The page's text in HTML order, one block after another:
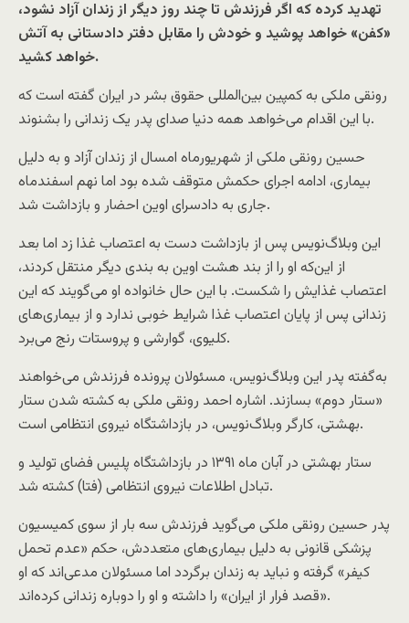
تهدید کرده که اگر فرزندش تا چند روز دیگر از زندان آزاد نشود،
«کفن» خواهد پوشید و خودش را مقابل دفتر دادستانی به آتش
خواهد کشید.
رونقی ملکی به کمپین بین‌المللی حقوق بشر در ایران گفته است که
با این اقدام می‌خواهد همه دنیا صدای پدر یک زندانی را بشنوند.
حسین رونقی ملکی از شهریورماه امسال از زندان آزاد و به دلیل
بیماری، ادامه اجرای حکمش متوقف شده بود اما نهم اسفندماه
جاری به دادسرای اوین احضار و بازداشت شد.
این وبلاگ‌نویس پس از بازداشت دست به اعتصاب غذا زد اما بعد
از این‌که او را از بند هشت اوین به بندی دیگر منتقل کردند،
اعتصاب غذایش را شکست. با این حال خانواده او می‌گویند که این
زندانی پس از پایان اعتصاب غذا شرایط خوبی ندارد و از بیماری‌های
کلیوی، گوارشی و پروستات رنج می‌برد.
به‌گفته پدر این وبلاگ‌نویس، مسئولان پرونده فرزندش می‌خواهند
«ستار دوم» بسازند. اشاره احمد رونقی ملکی به کشته‌ شدن ستار
بهشتی، کارگر وبلاگ‌نویس، در بازداشتگاه نیروی انتظامی است.
ستار بهشتی در آبان‌ ماه ۱۳۹۱ در بازداشتگاه پلیس فضای تولید و
تبادل اطلاعات نیروی انتظامی (فتا) کشته شد.
پدر حسین رونقی ملکی می‌گوید فرزندش سه بار از سوی کمیسیون
پزشکی قانونی به دلیل بیماری‌های متعددش، حکم «عدم تحمل
کیفر» گرفته و نباید به زندان برگردد اما مسئولان مدعی‌اند که او
«قصد فرار از ایران» را داشته و او را دوباره زندانی کرده‌اند.